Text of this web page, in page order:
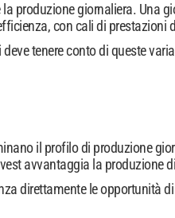
produzione giornaliera. Una
con cali di prestazioni
tenere conto di queste
il profilo di produzione
avvantaggia la produzione
direttamente le opportunità